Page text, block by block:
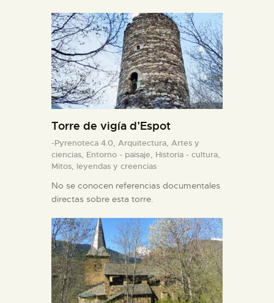
Torre de vigía d’Espot
-Pyrenoteca 4.0, Arquitectura, Artes y
ciencias, Entorno - paisaje, Historia - cultura,
Mitos, leyendas y creencias
No se conocen referencias documentales
directas sobre esta torre.